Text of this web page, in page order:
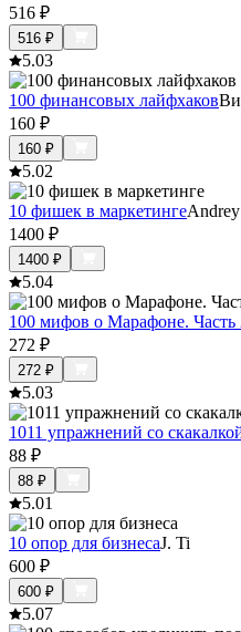
516 ₽
516 ₽
5.03
100 финансовых лайфхаков
160 ₽
160 ₽
5.02
10 фишек в маркетинге
1400 ₽
1400 ₽
5.04
100 мифов о Марафоне. Часть
272 ₽
272 ₽
5.03
1011 упражнений со
88 ₽
88 ₽
5.01
10 опор для бизнесаJ. Ti
600 ₽
600 ₽
5.07